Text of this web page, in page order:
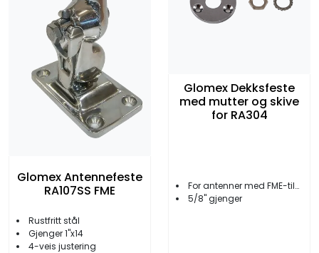
Glomex Antennefeste
RA107SS FME
Rustfritt stål
Gjenger 1''x14
4-veis justering
Glomex Dekksfeste
med mutter og skive
for RA304
For antenner med FME-tilkobling
5/8'' gjenger